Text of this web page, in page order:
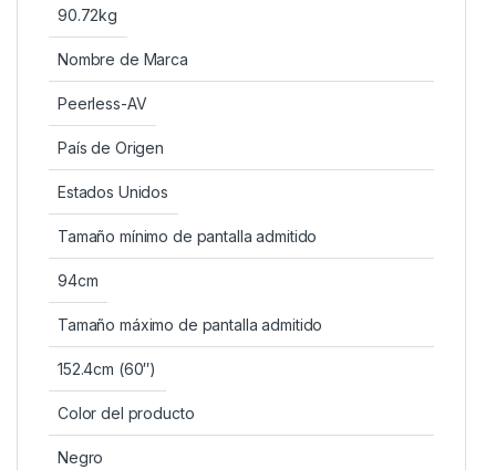
90.72kg
Nombre de Marca
Peerless-AV
País de Origen
Estados Unidos
Tamaño mínimo de pantalla admitido
94cm
Tamaño máximo de pantalla admitido
152.4cm (60″)
Color del producto
Negro